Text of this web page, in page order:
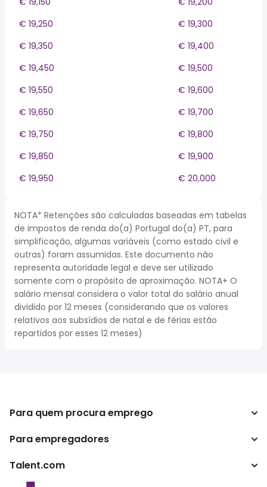
€ 19,250
€ 19,300
€ 19,350
€ 19,400
€ 19,450
€ 19,500
€ 19,550
€ 19,600
€ 19,650
€ 19,700
€ 19,750
€ 19,800
€ 19,850
€ 19,900
€ 19,950
€ 20,000
NOTA* Retenções são calculadas baseadas em tabelas
de impostos de renda do(a) Portugal do(a) PT, para
simplificação, algumas variáveis (como estado civil e
outras) foram assumidas. Este documento não
representa autoridade legal e deve ser utilizado
somente com o propósito de aproximação. NOTA+ O
salário mensal considera o valor total do salário anual
dividido por 12 meses (considerando que os valores
relativos aos subsídios de natal e de férias estão
repartidos por esses 12 meses)
Para quem procura emprego
Procurar empregos
Para empregadores
Empreendimento
Talent.com